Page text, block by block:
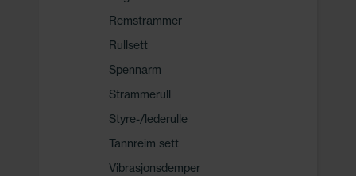
Remstrammer
Rullsett
Spennarm
Strammerull
Styre-/lederulle
Tannreim sett
Vibrasjonsdemper